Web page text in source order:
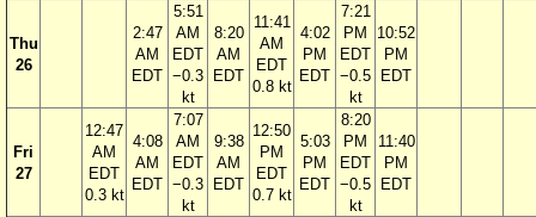
Thu
26
2:47
AM
EDT
5:51
AM
EDT
−0.3
kt
8:20
AM
EDT
11:41
AM
EDT
0.8 kt
4:02
PM
EDT
7:21
PM
EDT
−0.5
kt
10:52
PM
EDT
Fri
27
12:47
AM
EDT
0.3 kt
4:08
AM
EDT
7:07
AM
EDT
−0.3
kt
9:38
AM
EDT
12:50
PM
EDT
0.7 kt
5:03
PM
EDT
8:20
PM
EDT
−0.5
kt
11:40
PM
EDT